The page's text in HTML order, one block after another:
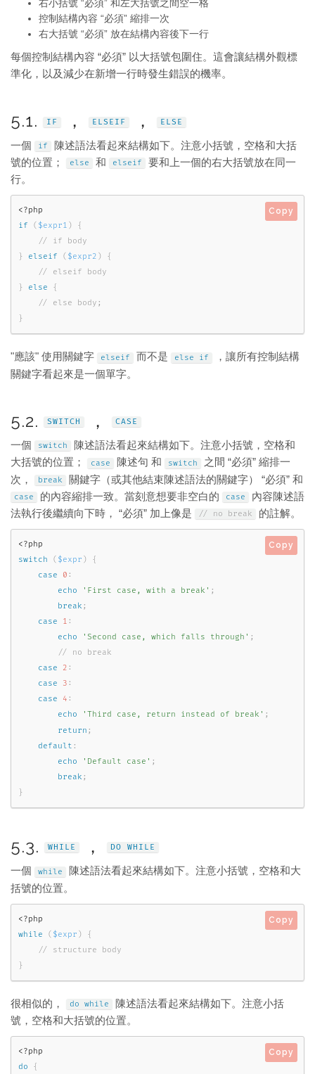
右小括號 “必須” 和左大括號之間空一格
控制結構內容 “必須” 縮排一次
右大括號 “必須” 放在結構內容後下一行
每個控制結構內容 “必須” 以大括號包圍住。這會讓結構外觀標
準化，以及減少在新增一行時發生錯誤的機率。
5.1. IF ， ELSEIF ， ELSE
一個 if
陳述語法看起來結構如下。注意小括號，空格和大括
號的位置；
else 和 elseif
要和上一個的右大括號放在同一
行。
<?php
if
( $expr1 )
{
}
elseif ( $expr2 )
{
}
else
{
}
Copy
"應該" 使用關鍵字 elseif 而不是 else if
，讓所有控制結構
關鍵字看起來是一個單字。
5.2. SWITCH ， CASE
一個 switch
陳述語法看起來結構如下。注意小括號，空格和
大括號的位置；
case 陳述句 和 switch
之間 “必須” 縮排一
次，
break 關鍵字（或其他結束陳述語法的關鍵字） “必須” 和
case 的內容縮排一致。當刻意想要非空白的 case
內容陳述語
法執行後繼續向下時， “必須” 加上像是
// no break 的註解。
<?php
switch
( $expr )
{
case
0 :
echo
'First case, with a break' ;
break ;
case
1 :
echo
'Second case, which falls through' ;
case
2 :
case
3 :
case
4 :
echo
'Third case, return instead of break' ;
return ;
default :
echo
'Default case' ;
break ;
}
Copy
5.3. WHILE ， DO WHILE
一個 while
陳述語法看起來結構如下。注意小括號，空格和大
括號的位置。
<?php
while
( $expr )
{
}
Copy
很相似的， do while
陳述語法看起來結構如下。注意小括
號，空格和大括號的位置。
<?php
do
{
Copy